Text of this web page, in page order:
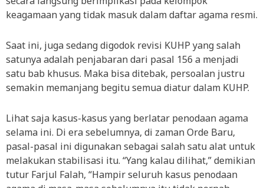
keagamaan yang tidak masuk dalam daftar agama resmi.
Saat ini, juga sedang digodok revisi KUHP yang salah
satunya adalah penjabaran dari pasal 156 a menjadi
satu bab khusus. Maka bisa ditebak, persoalan justru
semakin memanjang begitu semua diatur dalam KUHP.
Lihat saja kasus-kasus yang berlatar penodaan agama
selama ini. Di era sebelumnya, di zaman Orde Baru,
pasal-pasal ini digunakan sebagai salah satu alat untuk
melakukan stabilisasi itu. “Yang kalau dilihat,” demikian
tutur Farjul Falah, “Hampir seluruh kasus penodaan